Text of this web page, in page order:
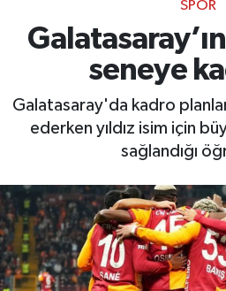
SPOR
seneye
Galatasaray'da kadro
ederken yıldız isim için
sağlandığı
Gaziantep son dakika
Genel
Gündem
Kültür Sanat
Magazin
Puan Durumu ve Fikstür
Tüm Manşetler
Son Dakika Haberleri